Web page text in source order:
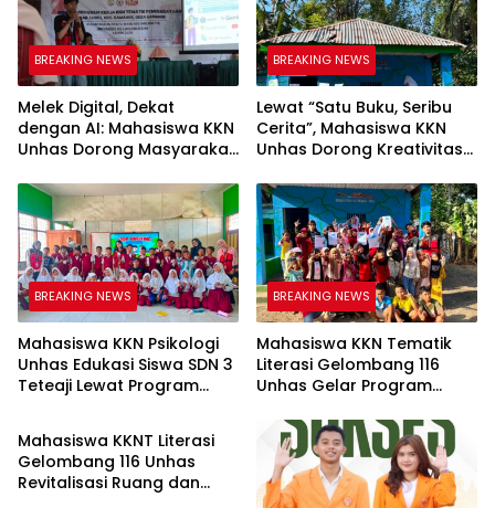
BREAKING NEWS
Melek Digital, Dekat
dengan AI: Mahasiswa KKN
Unhas Dorong Masyarakat
Digital yang Cerdas dan
Adaptif
BREAKING NEWS
Lewat “Satu Buku, Seribu
Cerita”, Mahasiswa KKN
Unhas Dorong Kreativitas
Tolo
BREAKING NEWS
Mahasiswa KKN Psikologi
Unhas Edukasi Siswa SDN 3
Teteaji Lewat Program
BREAKING NEWS
Mahasiswa KKN Tematik
Literasi Gelombang 116
Unhas Gelar Program
Baca Anak Melalui
Membaca Nyaring
BREAKING NEWS
Mahasiswa KKNT Literasi
Gelombang 116 Unhas
Revitalisasi Ruang dan